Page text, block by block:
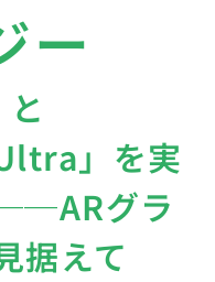
ー
」を実
グラ
据えて